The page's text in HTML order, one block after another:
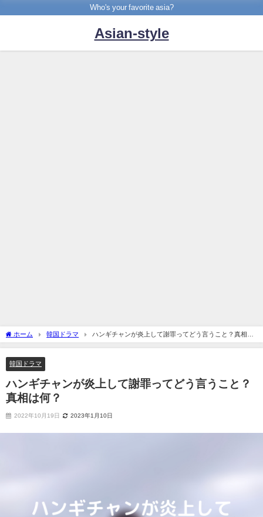
Who's your favorite asia?
Asian-style
ホーム 韓国ドラマ
ハンギチャンが炎上して謝罪ってどう言うこと？真相は
何？
韓国ドラマ
ハンギチャンが炎上して謝罪ってどう言うこと？
真相は何？
2022年10月19日 2023年1月10日